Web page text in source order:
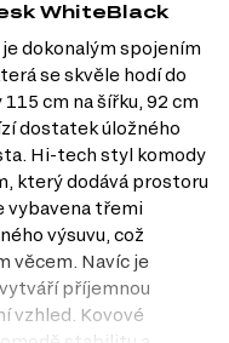
WhiteBlack
dokonalým spojením
se skvěle hodí do
cm na šířku, 92 cm
dostatek úložného
Hi-tech styl komody
který dodává prostoru
vybavena třemi
výsuvu, což
věcem. Navíc je
příjemnou
vzhled. Kovové